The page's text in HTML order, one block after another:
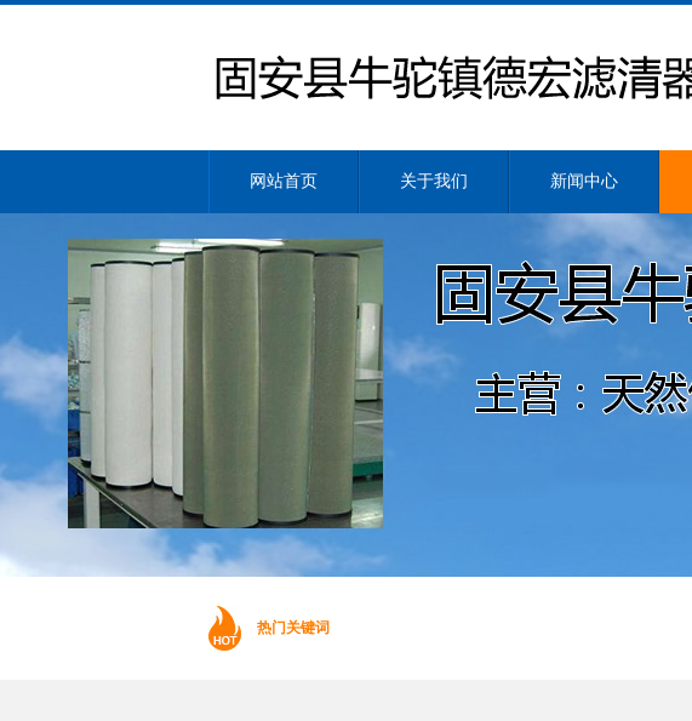
网站首页 关于我们 新闻中心
热门关键词